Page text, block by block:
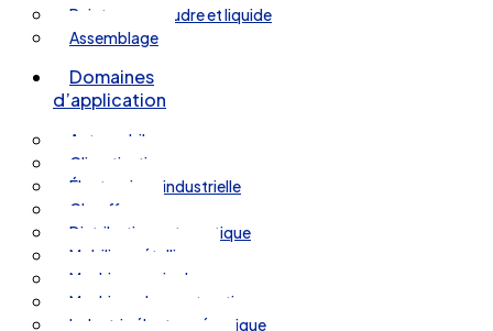
Peinture en poudre et liquide
Assemblage
Domaines
d’application
Automobile
Climatisation
Électronique industrielle
Chauffage
Distribution automatique
Mobilier métallique
Machines agricoles
Machines de construction
Industrie électromécanique